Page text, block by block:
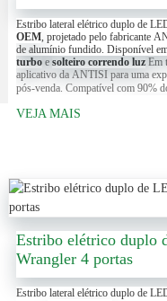
Estribo lateral elétrico duplo de
OEM, projetado pelo fabricante
de alumínio fundido. Disponível
turboe solteiro correndo luzEm
aplicativo da ANTISI para uma
pós-venda. Compatível com 90%
VEJA MAIS
Estribo elétrico duplo
Wrangler 4 portas
Estribo lateral elétrico duplo de